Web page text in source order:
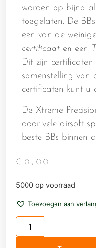
worden op bijna
toegelaten. De
een van de
certificaaten een
Dit zijn
samenstelling van
certificaten kunt u
De Xtreme
door vele airsoft
beste BBs binnen
€ 0,00
5000 op voorraad
Toevoegen aan